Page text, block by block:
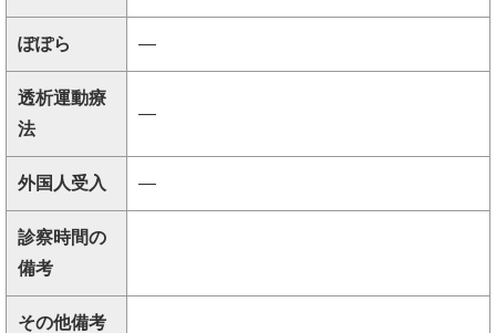
ぽぽら ―
透析運動療
法
―
外国人受入 ―
診察時間の
備考
その他備考